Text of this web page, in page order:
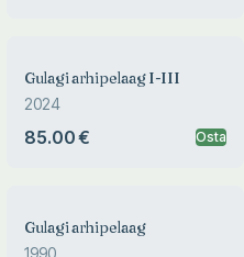
Gulagi arhipelaag I-III
2024
85.00 € Osta
Gulagi arhipelaag
1990